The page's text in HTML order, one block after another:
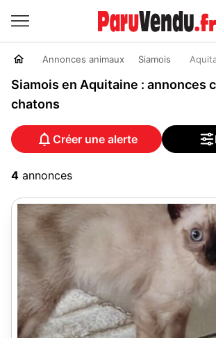
Annonces animaux Siamois
Siamois en Aquitaine : annonces
chatons
Créer une alerte
4 annonces